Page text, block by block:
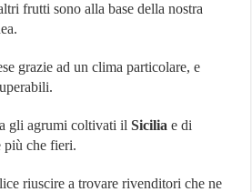
il Villaggio Residence De Sio
Italiane – Lista Aggiornata 2024
frutti sono alla base della nostra
grazie ad un clima particolare, e
gli agrumi coltivati ilSicilia e di
più che fieri.
riuscire a trovare rivenditori che ne